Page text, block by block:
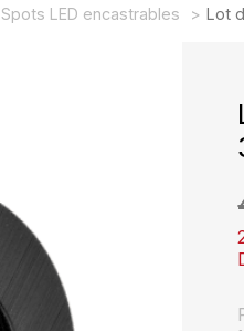
Spots LED encastrables Lot